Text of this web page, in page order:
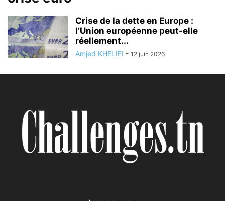
Crise de la dette en Europe :
l’Union européenne peut-elle
réellement...
Amjed KHELIFI - 12 juin 2026